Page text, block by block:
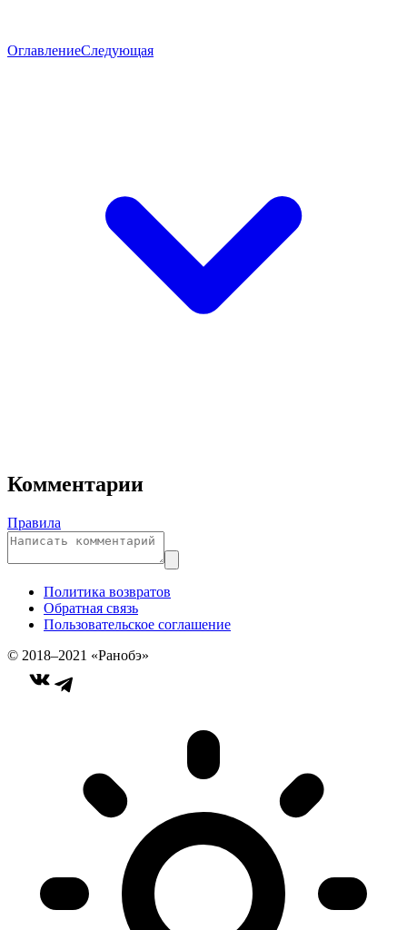
ОглавлениеСледующая
Комментарии
Правила
Политика возвратов
Обратная связь
Пользовательское соглашение
© 2018–2021 «Ранобэ»